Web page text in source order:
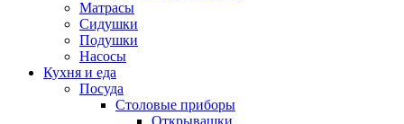
Матрасы
Сидушки
Подушки
Насосы
Кухня и еда
Посуда
Столовые приборы
Открывашки